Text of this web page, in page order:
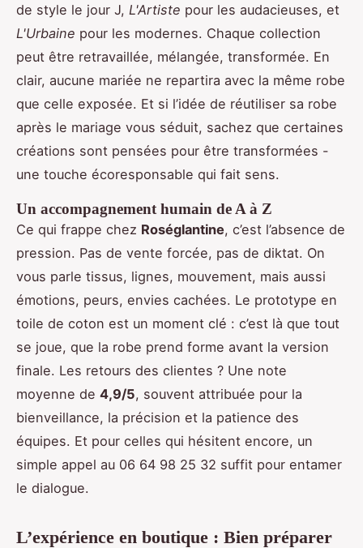
de style le jour J, L'Artiste pour les audacieuses, et
L'Urbaine pour les modernes. Chaque collection
peut être retravaillée, mélangée, transformée. En
clair, aucune mariée ne repartira avec la même robe
que celle exposée. Et si l’idée de réutiliser sa robe
après le mariage vous séduit, sachez que certaines
créations sont pensées pour être transformées -
une touche écoresponsable qui fait sens.
Un accompagnement humain de A à Z
Ce qui frappe chez Roséglantine, c’est l’absence de
pression. Pas de vente forcée, pas de diktat. On
vous parle tissus, lignes, mouvement, mais aussi
émotions, peurs, envies cachées. Le prototype en
toile de coton est un moment clé : c’est là que tout
se joue, que la robe prend forme avant la version
finale. Les retours des clientes ? Une note
moyenne de 4,9/5, souvent attribuée pour la
bienveillance, la précision et la patience des
équipes. Et pour celles qui hésitent encore, un
simple appel au 06 64 98 25 32 suffit pour entamer
le dialogue.
L’expérience en boutique : Bien préparer